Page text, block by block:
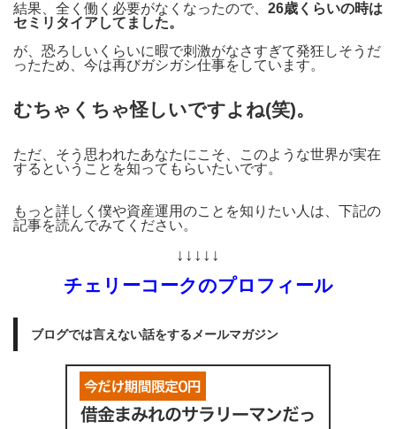
結果、全く働く必要がなくなったので、 26歳くらいの時は
セミリタイアしてました。
が、恐ろしいくらいに暇で刺激がなさすぎて発狂しそうだ
ったため、今は再びガシガシ仕事をしています。
むちゃくちゃ怪しいですよね(笑)。
ただ、そう思われたあなたにこそ、このような世界が実在
するということを知ってもらいたいです。
もっと詳しく僕や資産運用のことを知りたい人は、下記の
記事を読んでみてください。
↓↓↓↓↓
チェリーコークのプロフィール
ブログでは言えない話をするメールマガジン